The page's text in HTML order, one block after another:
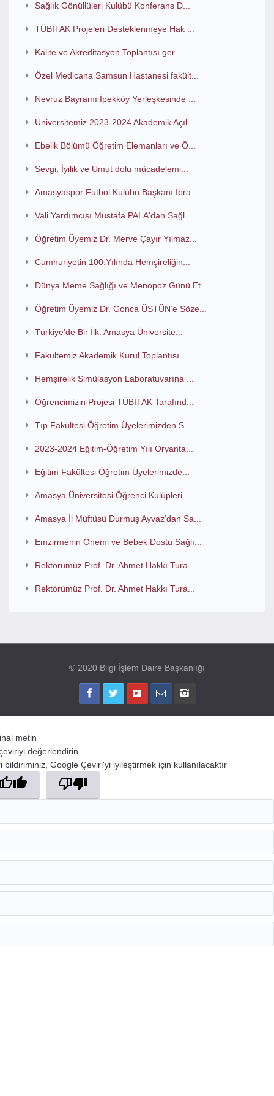
Sağlık Gönüllüleri Kulübü Konferans D...
TÜBİTAK Projeleri Desteklenmeye Hak ...
Kalite ve Akreditasyon Toplantısı ger...
Özel Medicana Samsun Hastanesi fakült...
Nevruz Bayramı İpekköy Yerleşkesinde ...
Üniversitemiz 2023-2024 Akademik Açıl...
Ebelik Bölümü Öğretim Elemanları ve Ö...
Sevgi, İyilik ve Umut dolu mücadelemi...
Amasyaspor Futbol Kulübü Başkanı İbra...
Vali Yardımcısı Mustafa PALA'dan Sağl...
Öğretim Üyemiz Dr. Merve Çayır Yılmaz...
Cumhuriyetin 100.Yılında Hemşireliğin...
Dünya Meme Sağlığı ve Menopoz Günü Et...
Öğretim Üyemiz Dr. Gonca ÜSTÜN’e Söze...
Türkiye’de Bir İlk: Amasya Üniversite...
Fakültemiz Akademik Kurul Toplantısı ...
Hemşirelik Simülasyon Laboratuvarına ...
Öğrencimizin Projesi TÜBİTAK Tarafınd...
Tıp Fakültesi Öğretim Üyelerimizden S...
2023-2024 Eğitim-Öğretim Yılı Oryanta...
Eğitim Fakültesi Öğretim Üyelerimizde...
Amasya Üniversitesi Öğrenci Kulüpleri...
Amasya İl Müftüsü Durmuş Ayvaz’dan Sa...
Emzirmenin Önemi ve Bebek Dostu Sağlı...
Rektörümüz Prof. Dr. Ahmet Hakkı Tura...
Rektörümüz Prof. Dr. Ahmet Hakkı Tura...
© 2020 Bilgi İşlem Daire Başkanlığı
metin
değerlendirin
bildiriminiz, Google Çeviri'yi iyileştirmek için kullanılacaktır